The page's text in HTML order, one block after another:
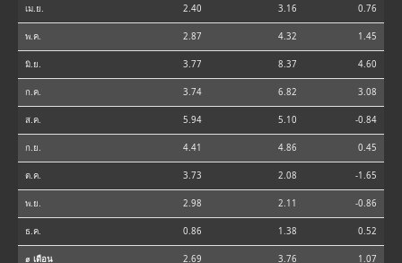
เม.ย. 2.40 3.16 0.76
พ.ค. 2.87 4.32 1.45
มิ.ย. 3.77 8.37 4.60
ก.ค. 3.74 6.82 3.08
ส.ค. 5.94 5.10 -0.84
ก.ย. 4.41 4.86 0.45
ต.ค. 3.73 2.08 -1.65
พ.ย. 2.98 2.11 -0.86
ธ.ค. 0.86 1.38 0.52
⌀ เดือน 2.69 3.76 1.07